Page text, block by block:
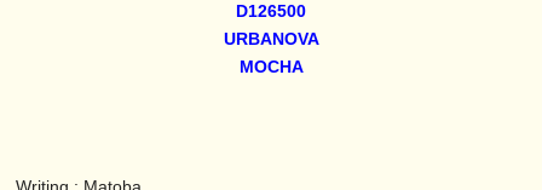
D126500
URBANOVA
MOCHA